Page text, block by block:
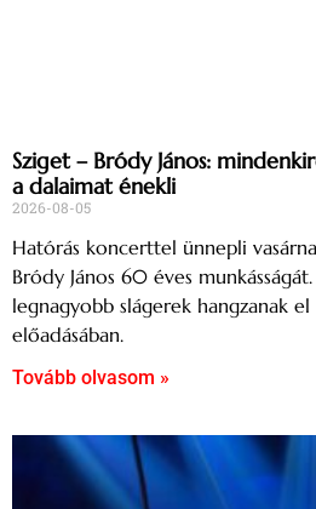
Sziget – Bródy János:
a dalaimat énekli
2026-08-05
Hatórás koncerttel ünnepli
Bródy János 60 éves
legnagyobb slágerek hangzanak
előadásában.
Tovább olvasom »